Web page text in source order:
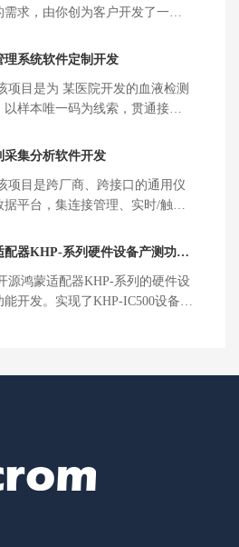
求，由你创为客户开发了一套
理系统软件定制开发
项目是为 某医院开发的血液检测
以样本唯一码为线索，贯通接
采集分析软件开发
项目是跨厂商、跨接口的通用仪
平台，集连接管理、实时/触发/
配器KHP-系列硬件设备产测功能
源鸿蒙适配器KHP-系列的硬件设
开发。实现了KHP-IC500设备在